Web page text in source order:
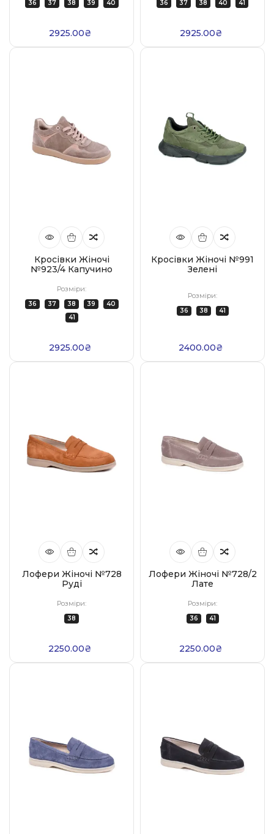
36 37 38 39 40
2925.00₴
36 37 38 40 41
2925.00₴
Кросівки Жіночі
№923/4 Капучино
Розміри:
36 37 38 39
40
41
2925.00₴
Кросівки Жіночі №991
Зелені
Розміри:
36 38 41
2400.00₴
Лофери Жіночі №728
Руді
Розміри:
38
2250.00₴
Лофери Жіночі №728/2
Лате
Розміри:
36 41
2250.00₴